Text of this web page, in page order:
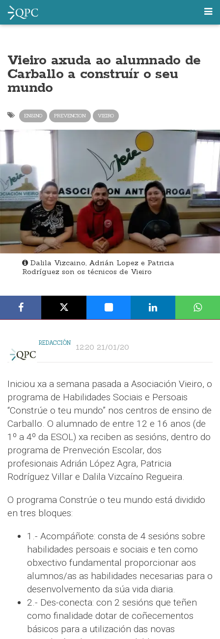
Vieiro axuda ao alumnado de
Carballo a construír o seu
mundo
ENSINO PREVENCION VIEIRO
Dalila Vizcaino, Adrián Lopez e Patricia
Rodríguez son os técnicos de Vieiro
REDACCIÓN 12:20 21/01/20
Iniciou xa a semana pasada a Asociación Vieiro, o
programa de Habilidades Sociais e Persoais
“Constrúe o teu mundo” nos centros de ensino de
Carballo. O alumnado de entre 12 e 16 anos (de
1º a 4º da ESOL) xa reciben as sesións, dentro do
programa de Prenveción Escolar, dos
profesionais Adrián López Agra, Patricia
Rodríguez Villar e Dalila Vizcaíno Regueira.
O programa Constrúe o teu mundo está dividido
en tres bloques:
1.- Acompáñote: consta de 4 sesións sobre
habilidades persoais e sociais e ten como
obxectivo fundamental proporcionar aos
alumnos/as as habilidades necesarias para o
desenvolvemento da súa vida diaria.
2.- Des-conecta: con 2 sesións que teñen
como finalidade dotar de coñecementos
básicos para a utilización das novas